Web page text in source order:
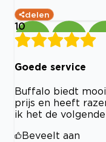
delen
10
Goede service
Buffalo biedt
prijs en heeft
ik het de volgende
Beveelt aan